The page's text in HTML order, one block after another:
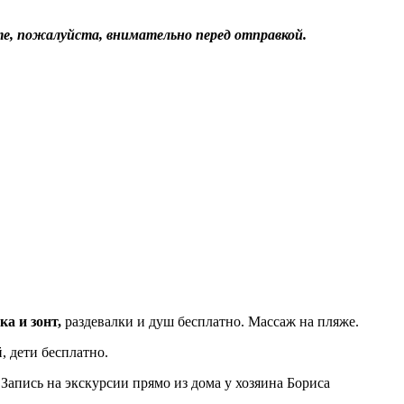
пожалуйста, внимательно перед отправкой.
и зонт, раздевалки и душ бесплатно. Массаж на пляже.
дети бесплатно.
на экскурсии прямо из дома у хозяина Бориса